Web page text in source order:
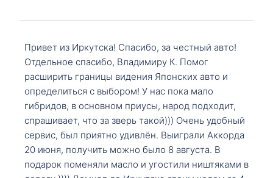
Привет из Иркутска! Спасибо, за честный авто!
Отдельное спасибо, Владимиру К. Помог
расширить границы видения Японских авто и
определиться с выбором! У нас пока мало
гибридов, в основном приусы, народ подходит,
спрашивает, что за зверь такой))) Очень удобный
сервис, был приятно удивлён. Выиграли Аккорда
20 июня, получить можно было 8 августа. В
подарок поменяли масло и угостили ништяками в